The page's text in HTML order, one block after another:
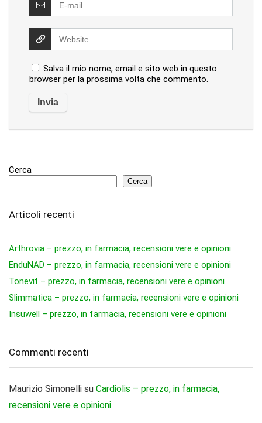
Salva il mio nome, email e sito web in questo
browser per la prossima volta che commento.
Cerca
Cerca
Articoli recenti
Arthrovia – prezzo, in farmacia, recensioni vere e opinioni
EnduNAD – prezzo, in farmacia, recensioni vere e opinioni
Tonevit – prezzo, in farmacia, recensioni vere e opinioni
Slimmatica – prezzo, in farmacia, recensioni vere e opinioni
Insuwell – prezzo, in farmacia, recensioni vere e opinioni
Commenti recenti
Maurizio Simonelli su Cardiolis – prezzo, in farmacia,
recensioni vere e opinioni